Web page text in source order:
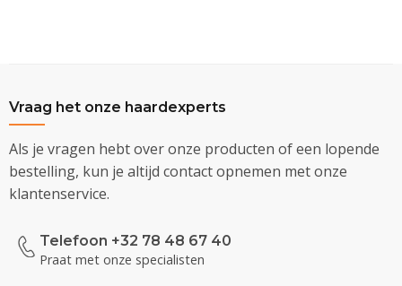
Vraag het onze haardexperts
Als je vragen hebt over onze producten of een lopende
bestelling, kun je altijd contact opnemen met onze
klantenservice.
Telefoon +32 78 48 67 40
Praat met onze specialisten